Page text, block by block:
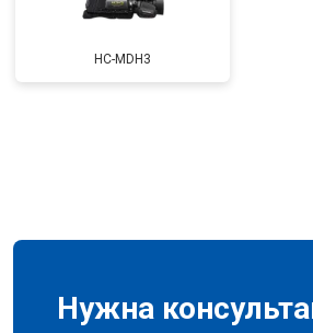
HC-MDH3
Нужна